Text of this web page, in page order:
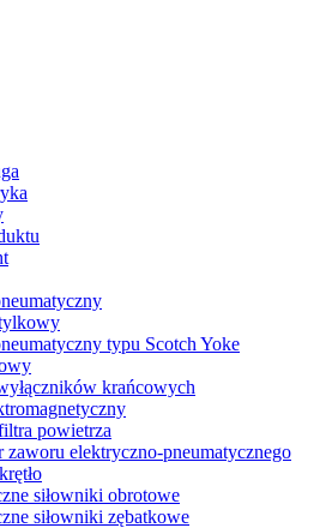
typu Scotch Yoke
krańcowych
powietrza
zaworu elektryczno-pneumatycznego
siłowniki obrotowe
siłowniki zębatkowe